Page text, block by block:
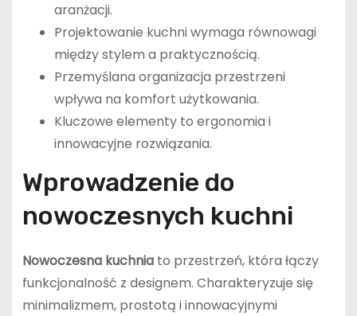
aranżacji.
Projektowanie kuchni wymaga równowagi
między stylem a praktycznością.
Przemyślana organizacja przestrzeni
wpływa na komfort użytkowania.
Kluczowe elementy to ergonomia i
innowacyjne rozwiązania.
Wprowadzenie do
nowoczesnych kuchni
Nowoczesna kuchniato przestrzeń, która łączy
funkcjonalność z designem. Charakteryzuje się
minimalizmem, prostotą i innowacyjnymi